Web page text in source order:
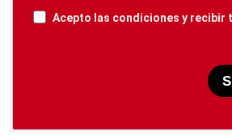
Acepto las condiciones y recibir